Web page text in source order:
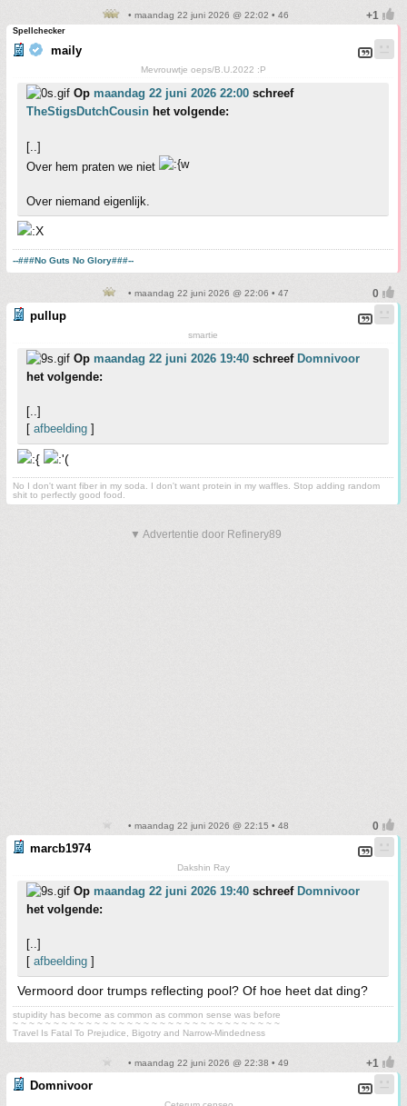
• maandag 22 juni 2026 @ 22:02 • 46
Spellchecker
maily
Mevrouwtje oeps/B.U.2022 :P
Op maandag 22 juni 2026 22:00 schreef
TheStigsDutchCousin het volgende:
[..]
Over hem praten we niet
Over niemand eigenlijk.
--###No Guts No Glory###--
• maandag 22 juni 2026 @ 22:06 • 47
pullup
smartie
Op maandag 22 juni 2026 19:40 schreef Domnivoor
het volgende:
[..]
[ afbeelding ]
No I don't want fiber in my soda. I don't want protein in my waffles. Stop adding random
shit to perfectly good food.
▼ Advertentie door Refinery89
• maandag 22 juni 2026 @ 22:15 • 48
marcb1974
Dakshin Ray
Op maandag 22 juni 2026 19:40 schreef Domnivoor
het volgende:
[..]
[ afbeelding ]
Vermoord door trumps reflecting pool? Of hoe heet dat ding?
stupidity has become as common as common sense was before
~ ~ ~ ~ ~ ~ ~ ~ ~ ~ ~ ~ ~ ~ ~ ~ ~ ~ ~ ~ ~ ~ ~ ~ ~ ~ ~ ~ ~ ~ ~ ~ ~
Travel Is Fatal To Prejudice, Bigotry and Narrow-Mindedness
• maandag 22 juni 2026 @ 22:38 • 49
Domnivoor